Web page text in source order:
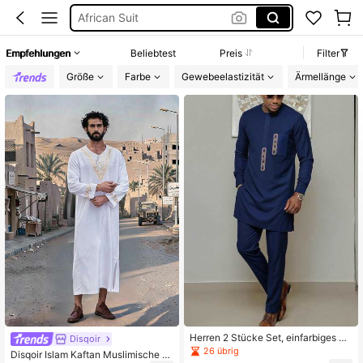
African Suit
African Wear Men
Kaftan Herren
Afrikanische Kleidung Herren
Empfehlungen Beliebtest Preis
Filter
Größe
Farbe Gewebeelastizität Ärmellänge
Disqoir
Disqoir Islam Kaftan Muslimische M
Herren 2 Stücke Set, einfarbiges La
ngarm Kaftan Top und lässige Hose,
mit Goldstickerei verzierte tradition
26 übrig